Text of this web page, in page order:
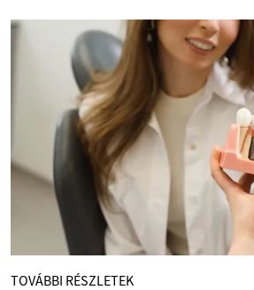
TOVÁBBI RÉSZLETEK